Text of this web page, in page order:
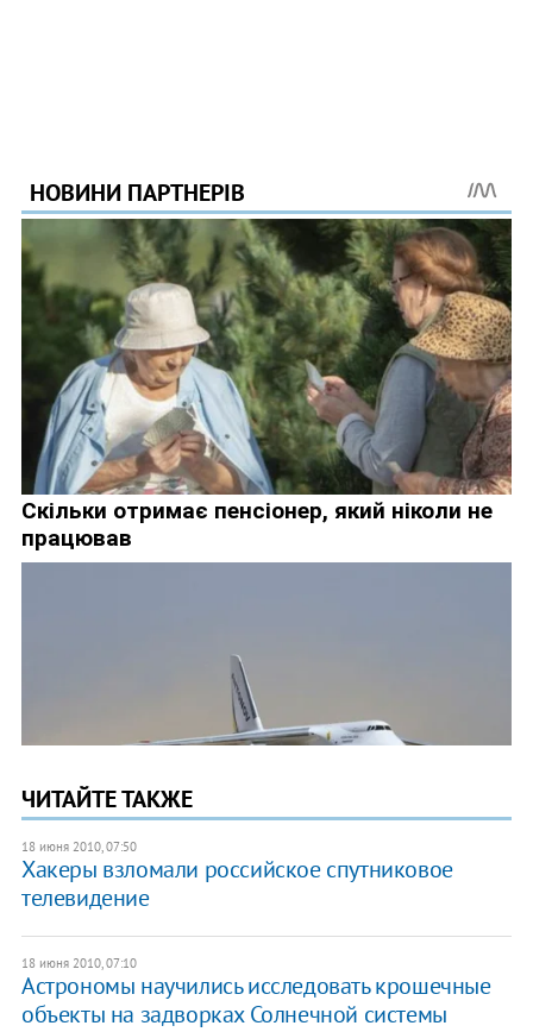
ЧИТАЙТЕ ТАКЖЕ
18 июня 2010, 07:50
Хакеры взломали российское спутниковое
телевидение
18 июня 2010, 07:10
Астрономы научились исследовать крошечные
объекты на задворках Солнечной системы